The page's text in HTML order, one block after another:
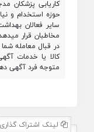
کاریابی پزشکان
حوزه استخدام و
سایر فعالان
مخاطبان قرار
در قبال معامله
کالا یا خدمات
متوجه فرد آگهی
لینک اشتراک گذاری